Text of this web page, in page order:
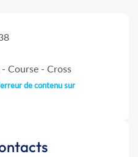
Course - Cross
de contenu sur